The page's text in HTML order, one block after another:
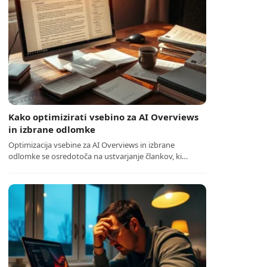
Kako optimizirati vsebino za AI Overviews
in izbrane odlomke
Optimizacija vsebine za AI Overviews in izbrane
odlomke se osredotoča na ustvarjanje člankov, ki…